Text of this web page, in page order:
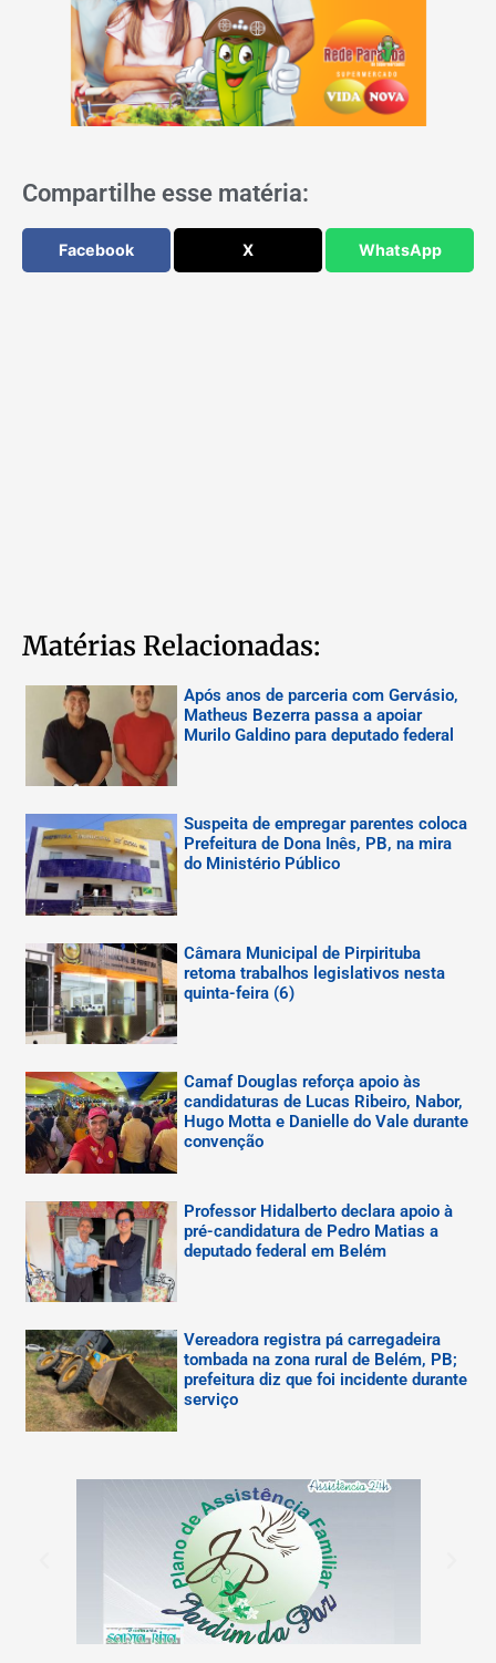
Compartilhe esse matéria:
Facebook X WhatsApp
Matérias Relacionadas:
Após anos de parceria com Gervásio,
Matheus Bezerra passa a apoiar
Murilo Galdino para deputado federal
Suspeita de empregar parentes coloca
Prefeitura de Dona Inês, PB, na mira
do Ministério Público
Câmara Municipal de Pirpirituba
retoma trabalhos legislativos nesta
quinta-feira (6)
Camaf Douglas reforça apoio às
candidaturas de Lucas Ribeiro, Nabor,
Hugo Motta e Danielle do Vale durante
convenção
Professor Hidalberto declara apoio à
pré-candidatura de Pedro Matias a
deputado federal em Belém
Vereadora registra pá carregadeira
tombada na zona rural de Belém, PB;
prefeitura diz que foi incidente durante
serviço